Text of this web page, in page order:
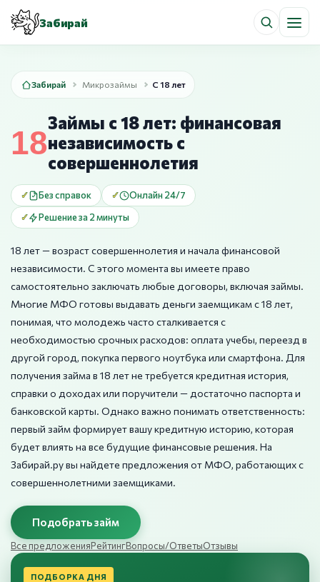
Забирай
Забирай Микрозаймы С 18 лет
Займы с 18 лет: финансовая
независимость с
совершеннолетия
Без справок
Онлайн 24/7
Решение за 2 минуты
18 лет — возраст совершеннолетия и начала финансовой
независимости. С этого момента вы имеете право
самостоятельно заключать любые договоры, включая займы.
Многие МФО готовы выдавать деньги заемщикам с 18 лет,
понимая, что молодежь часто сталкивается с
необходимостью срочных расходов: оплата учебы, переезд в
другой город, покупка первого ноутбука или смартфона. Для
получения займа в 18 лет не требуется кредитная история,
справки о доходах или поручители — достаточно паспорта и
банковской карты. Однако важно понимать ответственность:
первый займ формирует вашу кредитную историю, которая
будет влиять на все будущие финансовые решения. На
Забирай.ру вы найдете предложения от МФО, работающих с
совершеннолетними заемщиками.
Подобрать займ
Все предложенияРейтингВопросы/ОтветыОтзывы
ПОДБОРКА ДНЯ